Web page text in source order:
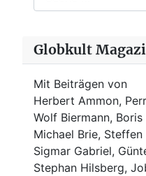
Globkult
Mit Beiträgen von
Herbert Ammon,
Wolf Biermann, Boris
Michael Brie,
Sigmar Gabriel,
Stephan Hilsberg,